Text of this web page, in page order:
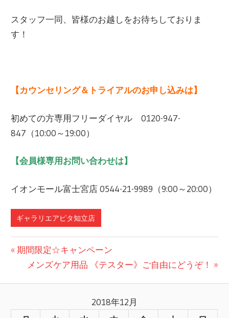
スタッフ一同、皆様のお越しをお待ちしておりま
す！
【カウンセリング＆トライアルのお申し込みは】
初めての方専用フリーダイヤル 0120-947-
847（10:00～19:00）
【会員様専用お問い合わせは】
イオンモール富士宮店 0544-21-9989（9:00～20:00）
ギャラリエアピタ知立店
稿
ナ
前
期間限定☆キャンペーン
次
事:
メンズケア用品 《テスター》ご自由にどうぞ！
2018年12月